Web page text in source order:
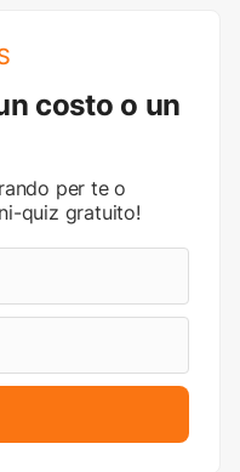
costo o un
per te o
quiz gratuito!